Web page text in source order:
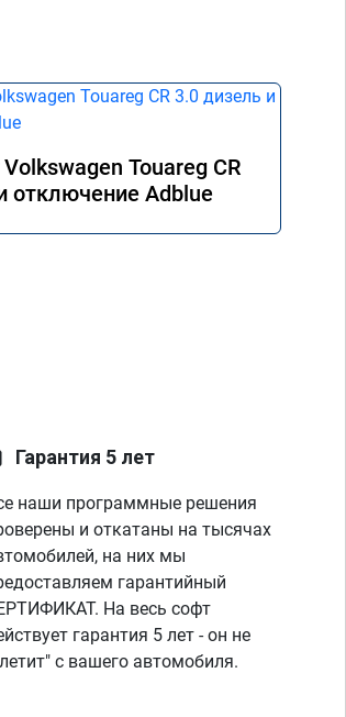
Touareg CR
отключение Adblue
Гарантия 5 лет
наши программные решения
и откатаны на тысячах
на них мы
гарантийный
На весь софт
гарантия 5 лет - он не
с вашего автомобиля.